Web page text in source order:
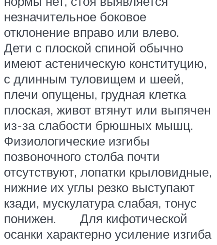
незначительное боковое
отклонение вправо или влево.
Дети с плоской спиной обычно
имеют астеническую конституцию,
с длинным туловищем и шеей,
плечи опущены, грудная клетка
плоская, живот втянут или выпячен
из-за слабости брюшных мышц.
Физиологические изгибы
позвоночного столба почти
отсутствуют, лопатки крыловидные,
нижние их углы резко выступают
кзади, мускулатура слабая, тонус
понижен. Для кифотической
осанки характерно усиление изгиба